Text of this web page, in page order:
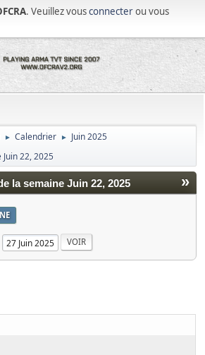
. Veuillez vousconnecterou vous
► Calendrier ► Juin 2025
22, 2025
»
la semaine Juin 22, 2025